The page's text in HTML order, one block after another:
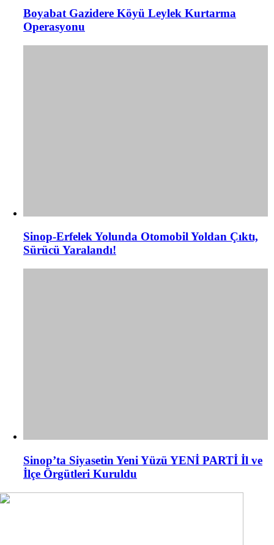
Boyabat Gazidere Köyü Leylek Kurtarma
Operasyonu
Sinop-Erfelek Yolunda Otomobil Yoldan Çıktı,
Sürücü Yaralandı!
Sinop’ta Siyasetin Yeni Yüzü YENİ PARTİ İl ve
İlçe Örgütleri Kuruldu